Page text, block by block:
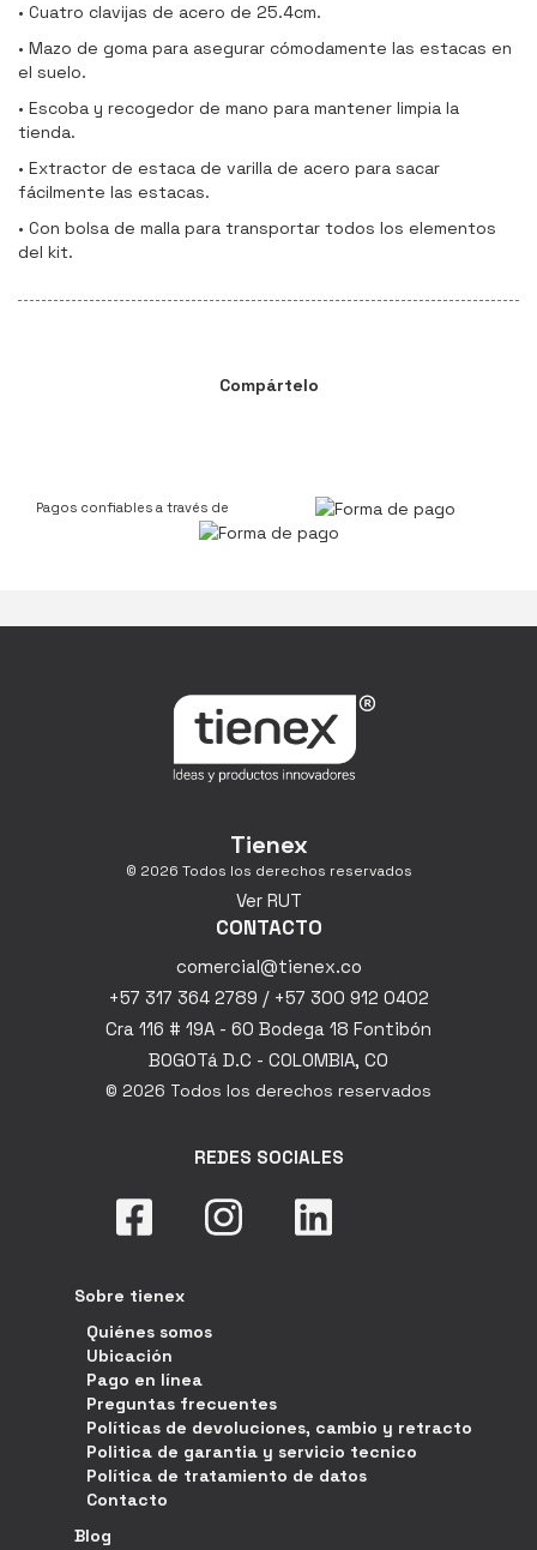
• Cuatro clavijas de acero de 25.4cm.
• Mazo de goma para asegurar cómodamente las estacas en
el suelo.
• Escoba y recogedor de mano para mantener limpia la
tienda.
• Extractor de estaca de varilla de acero para sacar
fácilmente las estacas.
• Con bolsa de malla para transportar todos los elementos
del kit.
Compártelo
Pagos confiables a través de
Tienex
© 2026 Todos los derechos reservados
Ver RUT
CONTACTO
comercial@tienex.co
+57 317 364 2789 / +57 300 912 0402
Cra 116 # 19A - 60 Bodega 18 Fontibón
BOGOTá D.C - COLOMBIA, CO
© 2026 Todos los derechos reservados
REDES SOCIALES
Sobre tienex
Quiénes somos
Ubicación
Pago en línea
Preguntas frecuentes
Políticas de devoluciones, cambio y retracto
Politica de garantia y servicio tecnico
Política de tratamiento de datos
Contacto
Blog